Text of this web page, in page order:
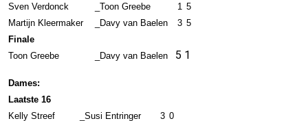
Sven Verdonck
Toon Greebe 1 5
Martijn Kleermaker
Davy van Baelen 3 5
Finale
Toon Greebe
Davy van Baelen 5 1
Dames:
Laatste 16
Kelly Streef
Susi Entringer 3 0